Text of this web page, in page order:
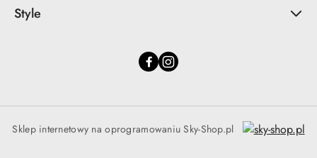
Style
Sklep internetowy na oprogramowaniu Sky-Shop.pl